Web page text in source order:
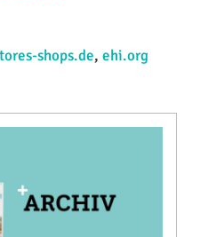
shops.de, ehi.org